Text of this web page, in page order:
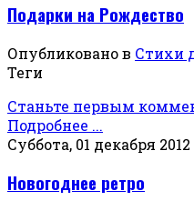
Подарки на Рождество
Опубликовано в Стихи
Теги
Станьте первым
Подробнее ...
Суббота, 01 декабря 2012
Новогоднее ретро